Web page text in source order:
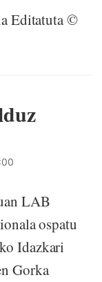
Editatuta ©
LAB
ospatu
Idazkari
Gorka